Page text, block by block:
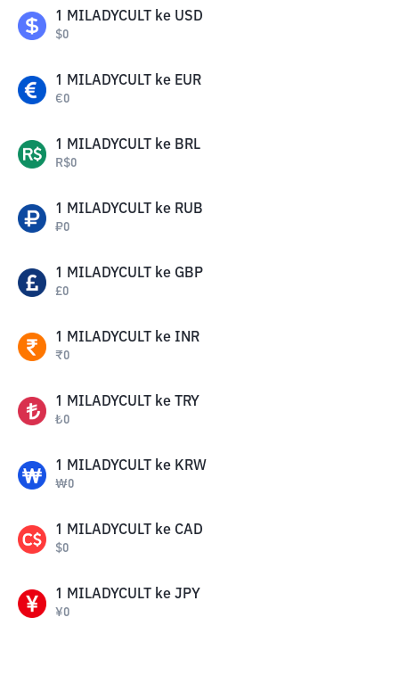
1 MILADYCULT ke USD
$0
1 MILADYCULT ke EUR
€0
1 MILADYCULT ke BRL
R$0
1 MILADYCULT ke RUB
₽0
1 MILADYCULT ke GBP
£0
1 MILADYCULT ke INR
₹0
1 MILADYCULT ke TRY
₺0
1 MILADYCULT ke KRW
₩0
1 MILADYCULT ke CAD
$0
1 MILADYCULT ke JPY
¥0